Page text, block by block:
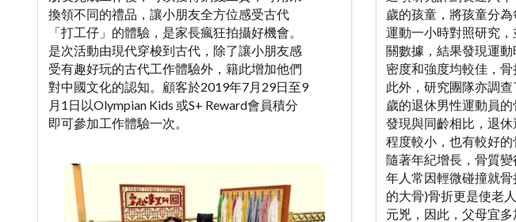
換領不同的禮品，讓小朋友全方位感受古代
「打工仔」的體驗，是家長瘋狂拍攝好機會。
是次活動由現代穿梭到古代，除了讓小朋友感
受有趣好玩的古代工作體驗外，籍此增加他們
對中國文化的認知。顧客於2019年7月29日至9
月1日以Olympian Kids 或S+ Reward會員積分
即可參加工作體驗一次。
歲的孩童，將孩童分
運動一小時對照研究
關數據，結果發現運
密度和強度均較佳，骨
此外，研究團隊亦調
歲的退休男性運動員的
發現與同齡相比，退
程度較小，也有較好的
隨著年紀增長，骨質
年人常因輕微碰撞就
的大骨)骨折更是使老
元兇，因此，父母宜